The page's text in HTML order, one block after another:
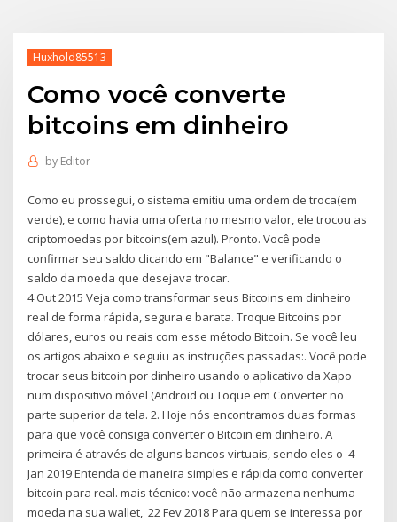
Huxhold85513
Como você converte
bitcoins em dinheiro
by Editor
Como eu prossegui, o sistema emitiu uma ordem de troca(em
verde), e como havia uma oferta no mesmo valor, ele trocou as
criptomoedas por bitcoins(em azul). Pronto. Você pode
confirmar seu saldo clicando em "Balance" e verificando o
saldo da moeda que desejava trocar.
4 Out 2015 Veja como transformar seus Bitcoins em dinheiro
real de forma rápida, segura e barata. Troque Bitcoins por
dólares, euros ou reais com esse método Bitcoin. Se você leu
os artigos abaixo e seguiu as instruções passadas:. Você pode
trocar seus bitcoin por dinheiro usando o aplicativo da Xapo
num dispositivo móvel (Android ou Toque em Converter no
parte superior da tela. 2. Hoje nós encontramos duas formas
para que você consiga converter o Bitcoin em dinheiro. A
primeira é através de alguns bancos virtuais, sendo eles o 4
Jan 2019 Entenda de maneira simples e rápida como converter
bitcoin para real. mais técnico: você não armazena nenhuma
moeda na sua wallet, 22 Fev 2018 Para quem se interessa por